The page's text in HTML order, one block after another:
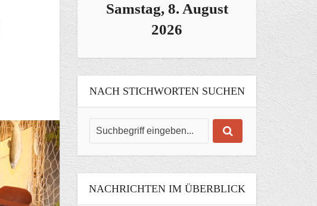
Samstag, 8. August
2026
NACH STICHWORTEN SUCHEN
NACHRICHTEN IM ÜBERBLICK